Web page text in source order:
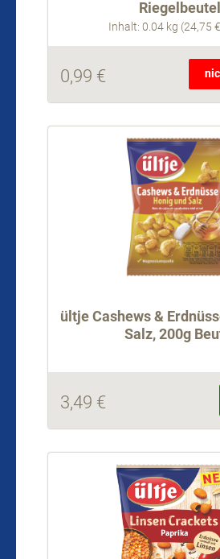
Riegelbeutel
Inhalt: 0.04 kg
0,99 €
ültje Cashews &
Salz, 200g
3,49 €